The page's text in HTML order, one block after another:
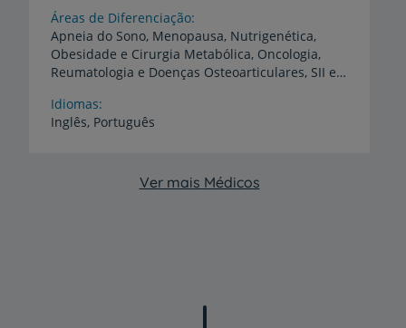
Áreas de Diferenciação
Apneia do Sono, Menopausa, Nutrigenética,
Obesidade e Cirurgia Metabólica, Oncologia,
Reumatologia e Doenças Osteoarticulares, SII e Doença Inflamatória do Intestino
Idiomas
Inglês, Português
Ver mais Médicos